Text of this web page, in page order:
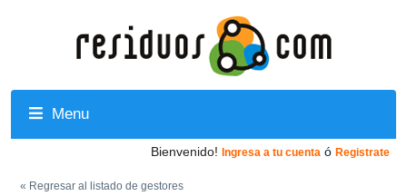
Menu
Bienvenido! Ingresa a tu cuenta ó Registrate
« Regresar al listado de gestores